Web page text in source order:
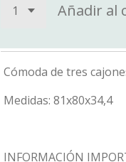
Añadir al
Cómoda de tres
Medidas: 81x80x34,4
INFORMACIÓN